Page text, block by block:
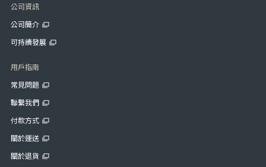
公司資訊
公司簡介
可持續發展
用戶指南
常見問題
聯繫我們
付款方式
關於運送
關於退貨